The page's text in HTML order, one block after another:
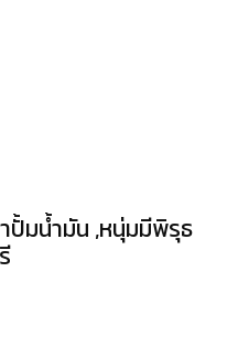
ปั้มน้ำมัน ,หนุ่มมีพิรุธ